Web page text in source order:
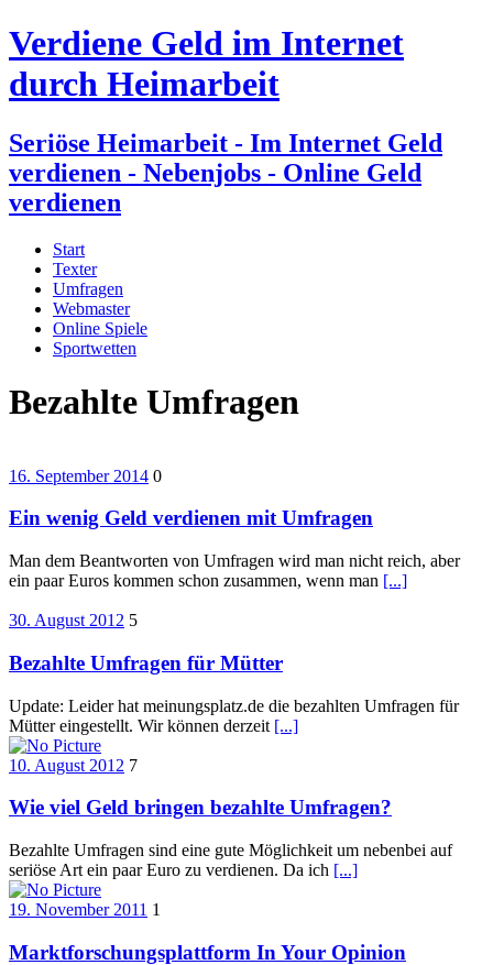
Verdiene Geld im Internet
durch Heimarbeit
Seriöse Heimarbeit - Im Internet Geld
verdienen - Nebenjobs - Online Geld
verdienen
Start
Texter
Umfragen
Webmaster
Online Spiele
Sportwetten
Bezahlte Umfragen
16. September 2014 0
Ein wenig Geld verdienen mit Umfragen
Man dem Beantworten von Umfragen wird man nicht reich, aber
ein paar Euros kommen schon zusammen, wenn man [...]
30. August 2012 5
Bezahlte Umfragen für Mütter
Update: Leider hat meinungsplatz.de die bezahlten Umfragen für
Mütter eingestellt. Wir können derzeit [...]
10. August 2012 7
Wie viel Geld bringen bezahlte Umfragen?
Bezahlte Umfragen sind eine gute Möglichkeit um nebenbei auf
seriöse Art ein paar Euro zu verdienen. Da ich [...]
19. November 2011 1
Marktforschungsplattform In Your Opinion